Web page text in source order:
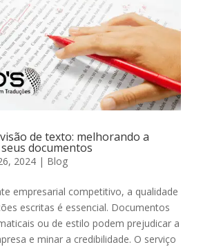
de texto: melhorando a
documentos
2024| Blog
empresarial competitivo, a qualidade
escritas é essencial. Documentos
ou de estilo podem prejudicar a
e minar a credibilidade. O serviço